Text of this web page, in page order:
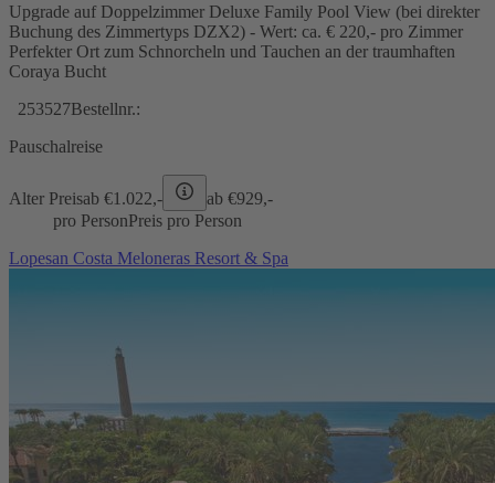
Upgrade auf Doppelzimmer Deluxe Family Pool View (bei direkter
Buchung des Zimmertyps DZX2) - Wert: ca. € 220,- pro Zimmer
Perfekter Ort zum Schnorcheln und Tauchen an der traumhaften
Coraya Bucht
253527Bestellnr.:
Pauschalreise
Alter Preisab €1.022,- ab €929,-
pro PersonPreis pro Person
Lopesan Costa Meloneras Resort & Spa